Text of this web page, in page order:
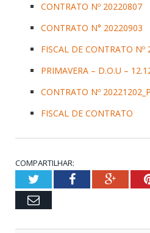
CONTRATO Nº 20220807
CONTRATO N° 20220903
FISCAL DE CONTRATO Nº
PRIMAVERA – D.O.U –
CONTRATO Nº
FISCAL DE CONTRATO
COMPARTILHAR:
TwitterFacebook
Email